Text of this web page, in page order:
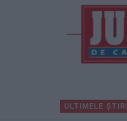
ULTIMELE ȘTIRI